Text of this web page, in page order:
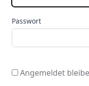
Passwort
Angemeldet